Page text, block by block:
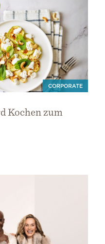
CORPORATE
Kochen zum